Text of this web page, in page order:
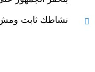
نشاطك ثابت ومش